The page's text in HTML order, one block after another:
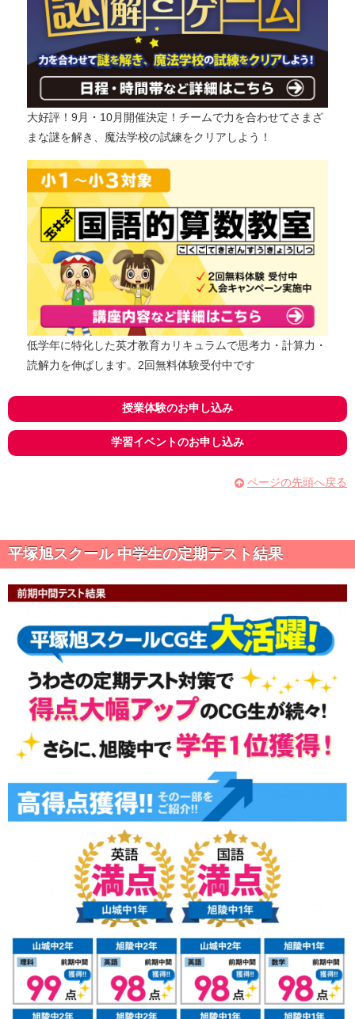
大好評！9月・10月開催決定！チームで力を合わせてさまざ
まな謎を解き、魔法学校の試練をクリアしよう！
低学年に特化した英才教育カリキュラムで思考力・計算力・
読解力を伸ばします。2回無料体験受付中です
授業体験のお申し込み
学習イベントのお申し込み
ページの先頭へ戻る
平塚旭スクール 中学生の定期テスト結果